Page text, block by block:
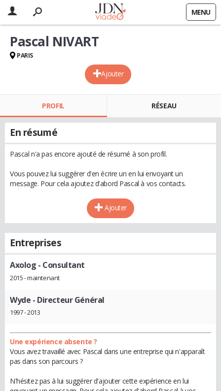
MENU
Ajouter
Pascal NIVART
PARIS
PROFIL RÉSEAU
En résumé
Pascal n'a pas encore ajouté de résumé à son profil.
Vous pouvez lui suggérer d'en écrire un en lui envoyant un
message. Pour cela ajoutez d'abord Pascal à vos contacts.
Ajouter
Entreprises
Axolog - Consultant
2015 - maintenant
Wyde - Directeur Général
1997 - 2013
Une expérience absente ?
Vous avez travaillé avec Pascal dans une entreprise qui n'apparaît
pas dans son parcours ?
N'hésitez pas à lui suggérer d'ajouter cette expérience en lui